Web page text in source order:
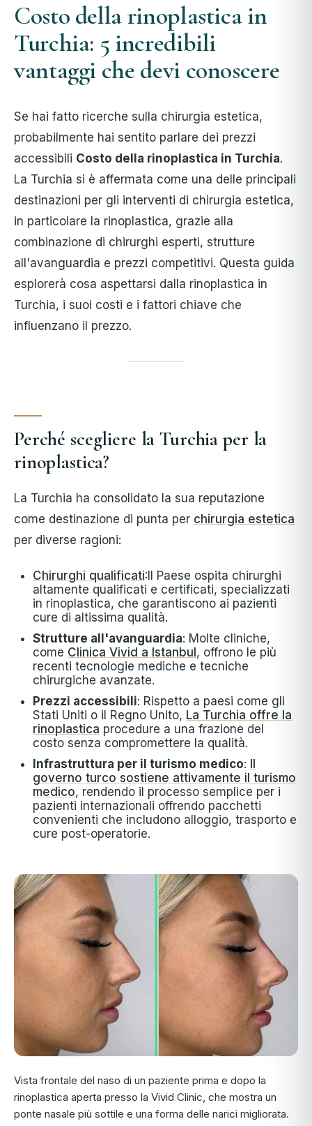
Costo della rinoplastica in
Turchia: 5 incredibili
vantaggi che devi conoscere
Se hai fatto ricerche sulla chirurgia estetica,
probabilmente hai sentito parlare dei prezzi
accessibili Costo della rinoplastica in Turchia.
La Turchia si è affermata come una delle principali
destinazioni per gli interventi di chirurgia estetica,
in particolare la rinoplastica, grazie alla
combinazione di chirurghi esperti, strutture
all'avanguardia e prezzi competitivi. Questa guida
esplorerà cosa aspettarsi dalla rinoplastica in
Turchia, i suoi costi e i fattori chiave che
influenzano il prezzo.
Perché scegliere la Turchia per la
rinoplastica?
La Turchia ha consolidato la sua reputazione
come destinazione di punta per chirurgia estetica
per diverse ragioni:
Chirurghi qualificati:Il Paese ospita chirurghi
altamente qualificati e certificati, specializzati
in rinoplastica, che garantiscono ai pazienti
cure di altissima qualità.
Strutture all'avanguardia: Molte cliniche,
come Clinica Vivid a Istanbul, offrono le più
recenti tecnologie mediche e tecniche
chirurgiche avanzate.
Prezzi accessibili: Rispetto a paesi come gli
Stati Uniti o il Regno Unito, La Turchia offre la
rinoplastica procedure a una frazione del
costo senza compromettere la qualità.
Infrastruttura per il turismo medico:
governo turco sostiene attivamente il turismo
medico, rendendo il processo semplice per i
pazienti internazionali offrendo pacchetti
convenienti che includono alloggio, trasporto e
cure post-operatorie.
Vista frontale del naso di un paziente prima e dopo la
rinoplastica aperta presso la Vivid Clinic, che mostra un
ponte nasale più sottile e una forma delle narici migliorata.